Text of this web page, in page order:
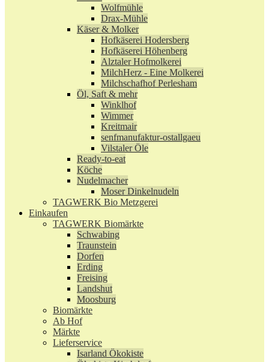
Wolfmühle
Drax-Mühle
Käser & Molker
Hofkäserei Hodersberg
Hofkäserei Höhenberg
Alztaler Hofmolkerei
MilchHerz - Eine Molkerei
Milchschafhof Perlesham
Öl, Saft & mehr
Winklhof
Wimmer
Kreitmair
senfmanufaktur-ostallgaeu
Vilstaler Öle
Ready-to-eat
Köche
Nudelmacher
Moser Dinkelnudeln
TAGWERK Bio Metzgerei
Einkaufen
TAGWERK Biomärkte
Schwabing
Traunstein
Dorfen
Erding
Freising
Landshut
Moosburg
Biomärkte
Ab Hof
Märkte
Lieferservice
Isarland Ökokiste